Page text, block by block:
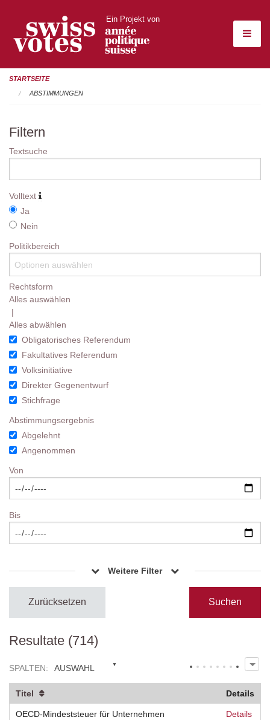
Ein Projekt von
STARTSEITE
ABSTIMMUNGEN
Filtern
Textsuche
Volltext
Ja
Nein
Politikbereich
Rechtsform
Alles auswählen
|
Alles abwählen
Obligatorisches Referendum
Fakultatives Referendum
Volksinitiative
Direkter Gegenentwurf
Stichfrage
Abstimmungsergebnis
Abgelehnt
Angenommen
Von
Bis
Weitere Filter
Zurücksetzen
Resultate (714)
SPALTEN: AUSWAHL
Titel Details
OECD-Mindeststeuer für Unternehmen Details